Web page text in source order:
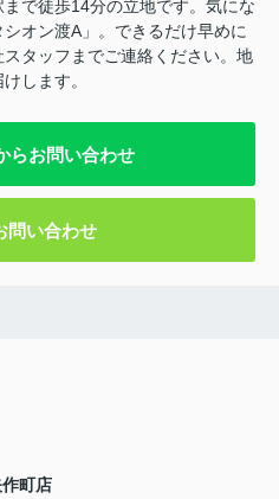
で徒歩14分の立地です。気にな
オン渡A」。できるだけ早めに
タッフまでご連絡ください。地
します。
らお問い合わせ
問い合わせ
町店